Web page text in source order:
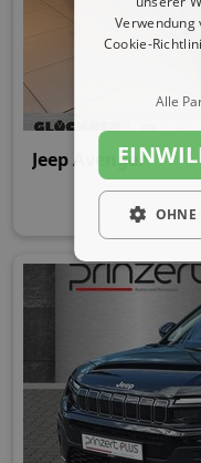
Jeep Avenger
Verwendung
Cookie-
Alle
OHNE